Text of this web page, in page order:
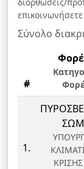
Σύνολο
#
1.